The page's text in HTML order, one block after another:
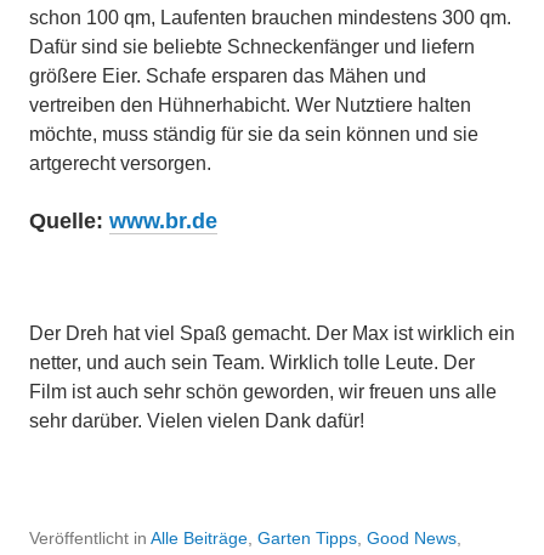
schon 100 qm, Laufenten brauchen mindestens 300 qm.
Dafür sind sie beliebte Schneckenfänger und liefern
größere Eier. Schafe ersparen das Mähen und
vertreiben den Hühnerhabicht. Wer Nutztiere halten
möchte, muss ständig für sie da sein können und sie
artgerecht versorgen.
Quelle: www.br.de
Der Dreh hat viel Spaß gemacht. Der Max ist wirklich ein
netter, und auch sein Team. Wirklich tolle Leute. Der
Film ist auch sehr schön geworden, wir freuen uns alle
sehr darüber. Vielen vielen Dank dafür!
Veröffentlicht in Alle Beiträge Garten Tipps Good News